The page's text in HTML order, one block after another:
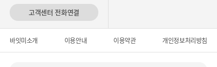
고객센터 전화연결
바잇미소개 이용안내 이용약관 개인정보처리방침